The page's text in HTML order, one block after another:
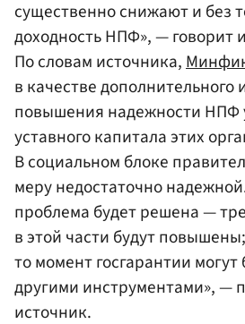
существенно снижают и без
доходность НПФ», — говорит
По словам источника,
в качестве дополнительного
повышения надежности НПФ
уставного капитала этих
В социальном блоке
меру недостаточно
проблема будет решена —
в этой части будут
то момент госгарантии
другими инструментами», —
источник.